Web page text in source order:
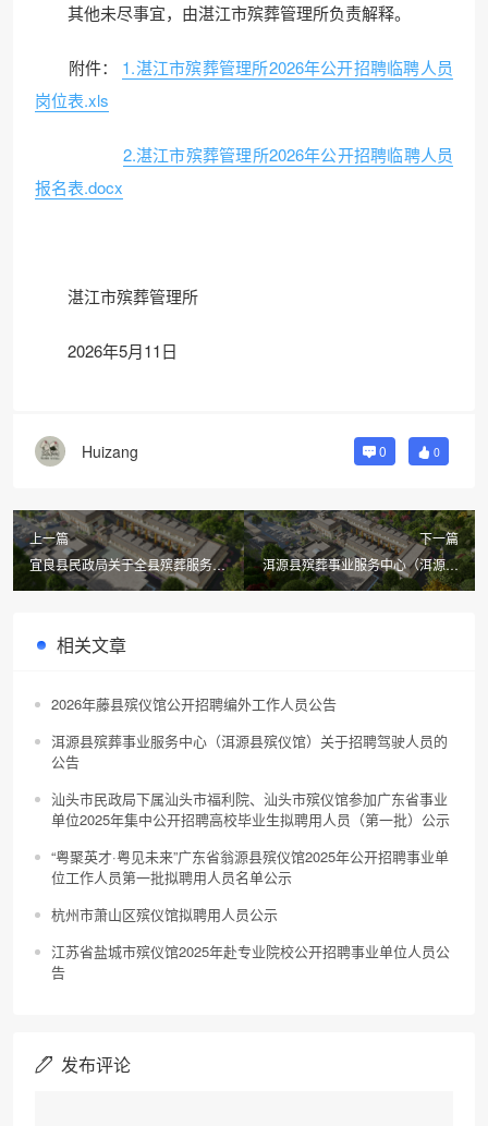
其他未尽事宜，由湛江市殡葬管理所负责解释。
附件：
1.湛江市殡葬管理所2026年公开招聘临聘人员
岗位表.xls
2.湛江市殡葬管理所2026年公开招聘临聘人员
报名表.docx
湛江市殡葬管理所
2026年5月11日
Huizang 0 0
上一篇
宜良县民政局关于全县殡葬服务机
构和民间从业人员实行备案管理的
下一篇
洱源县殡葬事业服务中心（洱源县
殡仪馆）关于招聘驾驶人员的公告
相关文章
2026年藤县殡仪馆公开招聘编外工作人员公告
洱源县殡葬事业服务中心（洱源县殡仪馆）关于招聘驾驶人员的
公告
汕头市民政局下属汕头市福利院、汕头市殡仪馆参加广东省事业
单位2025年集中公开招聘高校毕业生拟聘用人员（第一批）公示
“粤聚英才·粤见未来”广东省翁源县殡仪馆2025年公开招聘事业单
位工作人员第一批拟聘用人员名单公示
杭州市萧山区殡仪馆拟聘用人员公示
江苏省盐城市殡仪馆2025年赴专业院校公开招聘事业单位人员公
告
发布评论